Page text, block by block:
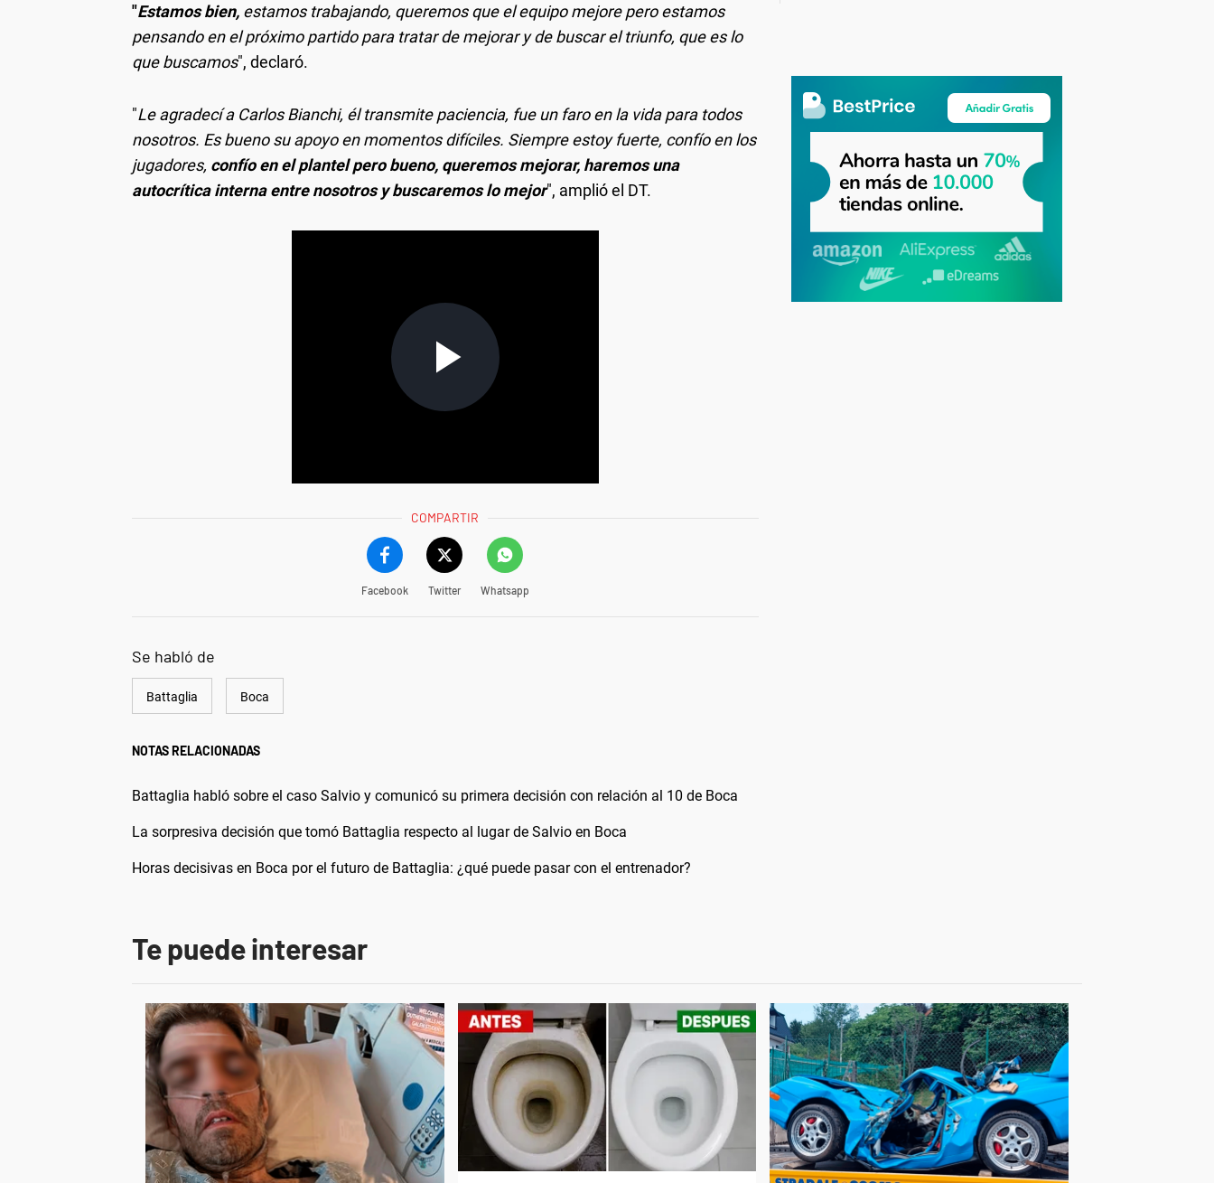
"Estamos bien, estamos trabajando, queremos que el equipo mejore pero estamos
pensando en el próximo partido para tratar de mejorar y de buscar el triunfo, que es lo
que buscamos", declaró.
"Le agradecí a Carlos Bianchi, él transmite paciencia, fue un faro en la vida para todos
nosotros. Es bueno su apoyo en momentos difíciles. Siempre estoy fuerte, confío en los
jugadores, confío en el plantel pero bueno, queremos mejorar, haremos una
autocrítica interna entre nosotros y buscaremos lo mejor", amplió el DT.
COMPARTIR
Facebook Twitter Whatsapp
Se habló de
Battaglia Boca
NOTAS RELACIONADAS
Battaglia habló sobre el caso Salvio y comunicó su primera decisión con relación al 10 de Boca
La sorpresiva decisión que tomó Battaglia respecto al lugar de Salvio en Boca
Horas decisivas en Boca por el futuro de Battaglia: ¿qué puede pasar con el entrenador?
Te puede interesar